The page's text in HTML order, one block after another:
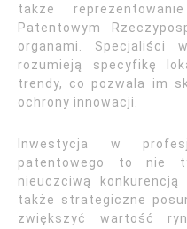
także
Patentowym
organami. Specjaliści
rozumieją specyfikę
trendy, co pozwala im
ochrony innowacji.
Inwestycja w
patentowego to nie
nieuczciwą
także strategiczne
zwiększyć wartość